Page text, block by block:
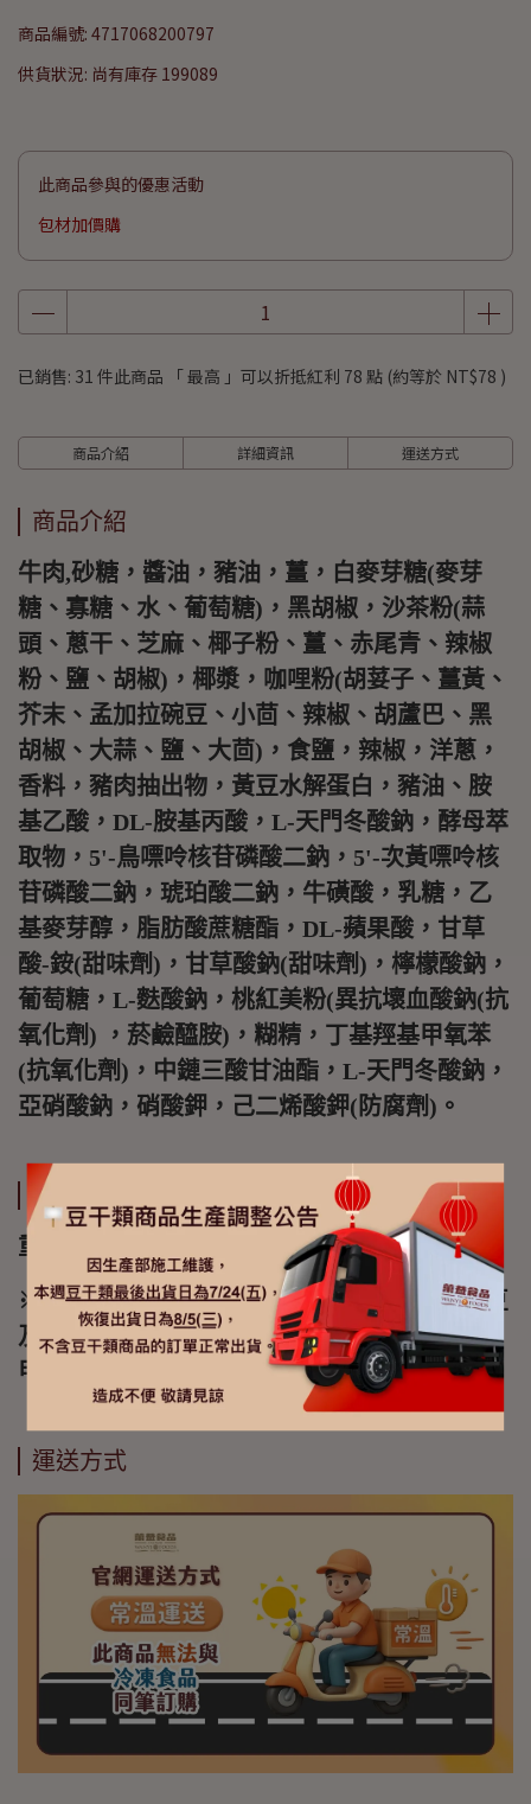
商品編號: 4717068200797
供貨狀況: 尚有庫存 199089
此商品參與的優惠活動
包材加價購
已銷售: 31 件此商品 「 最高 」可以折抵紅利 78 點 (約等於 NT$78 )
商品介紹 詳細資訊 運送方式
商品介紹
牛肉,砂糖，醬油，豬油，薑，白麥芽糖(麥芽
糖、寡糖、水、葡萄糖)，黑胡椒，沙茶粉(蒜
頭、蔥干、芝麻、椰子粉、薑、赤尾青、辣椒
粉、鹽、胡椒)，椰漿，咖哩粉(胡荽子、薑黃、
芥末、孟加拉碗豆、小茴、辣椒、胡蘆巴、黑
胡椒、大蒜、鹽、大茴)，食鹽，辣椒，洋蔥，
香料，豬肉抽出物，黃豆水解蛋白，豬油、胺
基乙酸，DL-胺基丙酸，L-天門冬酸鈉，酵母萃
取物，5'-鳥嘌呤核苷磷酸二鈉，5'-次黃嘌呤核
苷磷酸二鈉，琥珀酸二鈉，牛磺酸，乳糖，乙
基麥芽醇，脂肪酸蔗糖酯，DL-蘋果酸，甘草
酸-銨(甜味劑)，甘草酸鈉(甜味劑)，檸檬酸鈉，
葡萄糖，L-麩酸鈉，桃紅美粉(異抗壞血酸鈉(抗
氧化劑) ，菸鹼醯胺)，糊精，丁基羥基甲氧苯
(抗氧化劑)，中鏈三酸甘油酯，L-天門冬酸鈉，
亞硝酸鈉，硝酸鉀，己二烯酸鉀(防腐劑)。
詳細資訊
重量:220g
※本產品含有牛奶及其製品(乳糖)、芝麻、大豆
及其製品、含麩質之穀物、堅果類及其製品、
甲殼類之過敏原
運送方式